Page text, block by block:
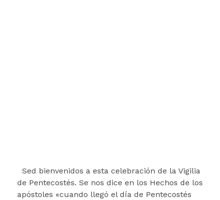
Sed bienvenidos a esta celebración de la Vigilia
de Pentecostés. Se nos dice en los Hechos de los
apóstoles «cuando llegó el día de Pentecostés